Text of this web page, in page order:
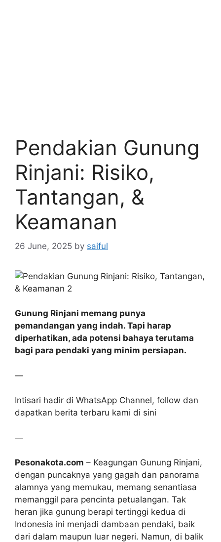
Pendakian Gunung
Rinjani: Risiko,
Tantangan, &
Keamanan
26 June, 2025 by saiful
Gunung Rinjani memang punya
pemandangan yang indah. Tapi harap
diperhatikan, ada potensi bahaya terutama
bagi para pendaki yang minim persiapan.
—
Intisari hadir di WhatsApp Channel, follow dan
dapatkan berita terbaru kami di sini
—
Pesonakota.com – Keagungan Gunung Rinjani,
dengan puncaknya yang gagah dan panorama
alamnya yang memukau, memang senantiasa
memanggil para pencinta petualangan. Tak
heran jika gunung berapi tertinggi kedua di
Indonesia ini menjadi dambaan pendaki, baik
dari dalam maupun luar negeri. Namun, di balik